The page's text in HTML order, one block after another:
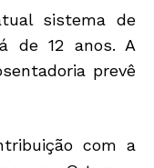
sistema de
de 12 anos. A
prevê
com a